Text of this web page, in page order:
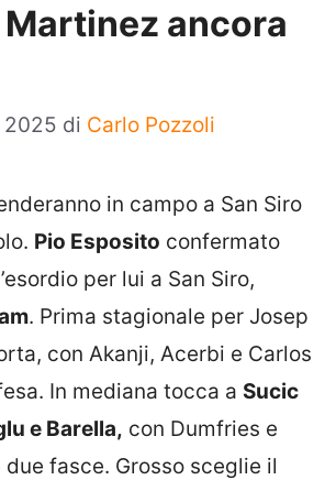
ancora
2025 di Carlo Pozzoli
in campo a San Siro
Pio Esposito confermato
per lui a San Siro,
. Prima stagionale per Josep
con Akanji, Acerbi e Carlos
In mediana tocca a Sucic
e Barella, con Dumfries e
fasce. Grosso sceglie il